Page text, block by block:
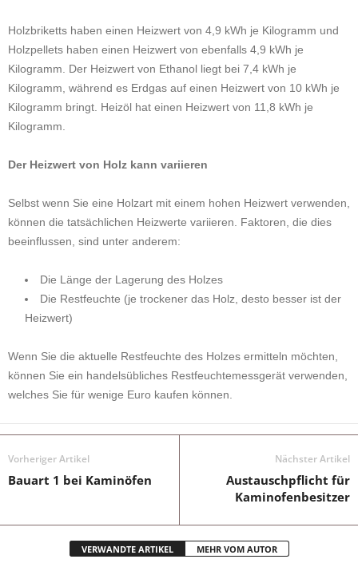
Holzbriketts haben einen Heizwert von 4,9 kWh je Kilogramm und
Holzpellets haben einen Heizwert von ebenfalls 4,9 kWh je
Kilogramm. Der Heizwert von Ethanol liegt bei 7,4 kWh je
Kilogramm, während es Erdgas auf einen Heizwert von 10 kWh je
Kilogramm bringt. Heizöl hat einen Heizwert von 11,8 kWh je
Kilogramm.
Der Heizwert von Holz kann variieren
Selbst wenn Sie eine Holzart mit einem hohen Heizwert verwenden,
können die tatsächlichen Heizwerte variieren. Faktoren, die dies
beeinflussen, sind unter anderem:
Die Länge der Lagerung des Holzes
Die Restfeuchte (je trockener das Holz, desto besser ist der
Heizwert)
Wenn Sie die aktuelle Restfeuchte des Holzes ermitteln möchten,
können Sie ein handelsübliches Restfeuchtemessgerät verwenden,
welches Sie für wenige Euro kaufen können.
Vorheriger Artikel
Bauart 1 bei Kaminöfen
Nächster Artikel
Austauschpflicht für
Kaminofenbesitzer
VERWANDTE ARTIKEL MEHR VOM AUTOR